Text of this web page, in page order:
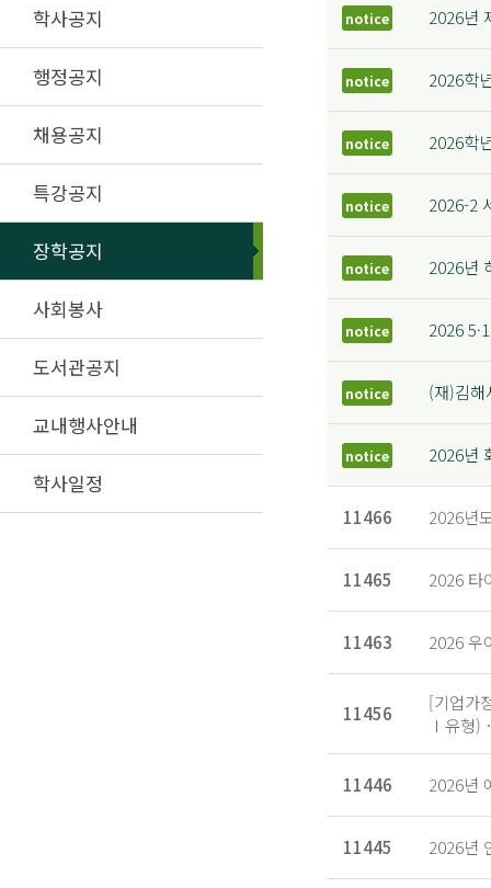
학사공지
행정공지
채용공지
특강공지
장학공지
사회봉사
도서관공지
교내행사안내
학사일정
notice 2026년
notice 2026학
notice 2026학
notice 2026-2
notice 2026년
notice 2026
notice (재)김해
notice 2026년
11466 2026년
11465 2026 타
11463 2026 우
11456
[기업가
Ⅰ유형
11446 2026년
11445 2026년